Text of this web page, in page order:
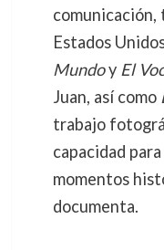
comunicación,
Estados
Mundoy El
Juan, así como
trabajo
capacidad
momentos
documenta.